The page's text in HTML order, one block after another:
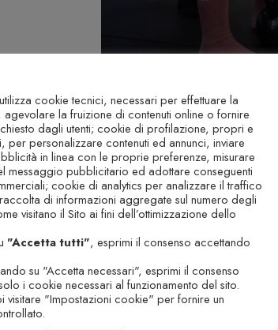
la
serenità
COSA
PERSONAL
cookie tecnici, necessari per effettuare la
agevolare la fruizione di contenuti online o fornire
dagli utenti; cookie di profilazione, propri e
per personalizzare contenuti ed annunci, inviare
in linea con le proprie preferenze, misurare
messaggio pubblicitario ed adottare conseguenti
cookie di analytics per analizzare il traffico
di informazioni aggregate sul numero degli
visitano il Sito ai fini dell’ottimizzazione dello
"Accetta tutti", esprimi il consenso accettando
su "Accetta necessari", esprimi il consenso
i cookie necessari al funzionamento del sito.
visitare "Impostazioni cookie" per fornire un